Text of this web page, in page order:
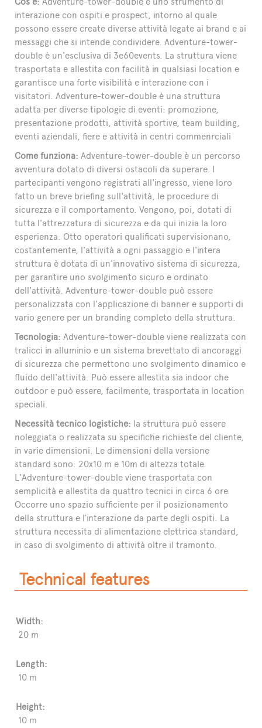
interazione con ospiti e prospect, intorno al quale
possono essere create diverse attività legate ai brand e ai
messaggi che si intende condividere. Adventure-tower-
double è un'esclusiva di 3e60events. La struttura viene
trasportata e allestita con facilità in qualsiasi location e
garantisce una forte visibilità e interazione con i
visitatori. Adventure-tower-double è una struttura
adatta per diverse tipologie di eventi: promozione,
presentazione prodotti, attività sportive, team building,
eventi aziendali, fiere e attività in centri commenrciali
Come funziona: Adventure-tower-double è un percorso
avventura dotato di diversi ostacoli da superare. I
partecipanti vengono registrati all'ingresso, viene loro
fatto un breve briefing sull'attività, le procedure di
sicurezza e il comportamento. Vengono, poi, dotati di
tutta l'attrezzatura di sicurezza e da qui inizia la loro
esperienza. Otto operatori qualificati supervisionano,
costantemente, l'attività a ogni passaggio e l'intera
struttura è dotata di un'innovativo sistema di sicurezza,
per garantire uno svolgimento sicuro e ordinato
dell'attività. Adventure-tower-double può essere
personalizzata con l'applicazione di banner e supporti di
vario genere per un branding completo della struttura.
Tecnologia: Adventure-tower-double viene realizzata con
tralicci in alluminio e un sistema brevettato di ancoraggi
di sicurezza che permettono uno svolgimento dinamico e
fluido dell'attività. Può essere allestita sia indoor che
outdoor e può essere, facilmente, trasportata in location
speciali.
Necessità tecnico logistiche: la struttura può essere
noleggiata o realizzata su specifiche richieste del cliente,
in varie dimensioni. Le dimensioni della versione
standard sono: 20x10 m e 10m di altezza totale.
L'Adventure-tower-double viene trasportata con
semplicità e allestita da quattro tecnici in circa 6 ore.
Occorre uno spazio sufficiente per il posizionamento
della struttura e l’interazione da parte degli ospiti. La
struttura necessita di alimentazione elettrica standard,
in caso di svolgimento di attività oltre il tramonto.
Technical features
Width:
20 m
Length:
10 m
Height:
10 m